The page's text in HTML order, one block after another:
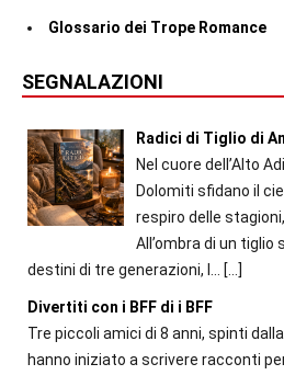
Glossario dei Trope Romance
SEGNALAZIONI
Radici di Tiglio di
Nel cuore dell’Alto
Dolomiti sfidano il
respiro delle
All’ombra di un
destini di tre generazioni, l...
[…]
Divertiti con i BFF di i BFF
Tre piccoli amici di 8 anni, spinti
hanno iniziato a scrivere racconti